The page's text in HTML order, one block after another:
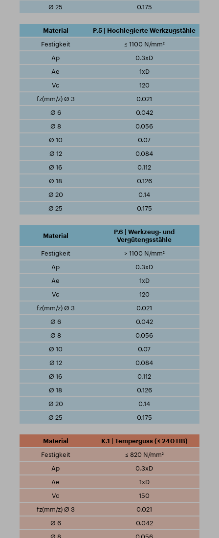
0.175
P.5 | Hochlegierte Werkzugstähle
≤ 1100 N/mm²
0.3xD
1xD
120
0.021
0.042
0.056
0.07
0.084
0.112
0.126
0.14
0.175
P.6 | Werkzeug- und
Vergütengsstähle
> 1100 N/mm²
0.3xD
1xD
120
0.021
0.042
0.056
0.07
0.084
0.112
0.126
0.14
0.175
K.1 | Temperguss (≤ 240 HB)
≤ 820 N/mm²
0.3xD
1xD
150
0.021
0.042